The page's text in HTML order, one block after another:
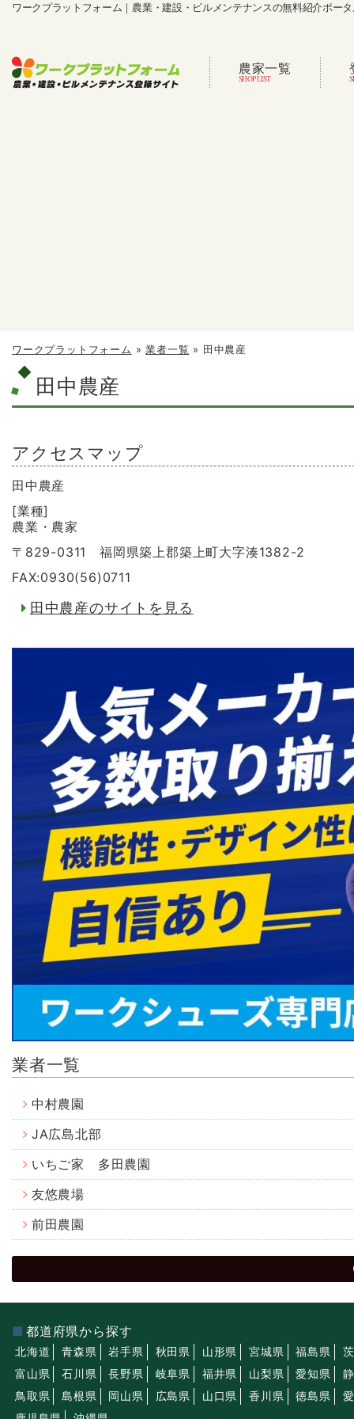
ワークプラットフォーム｜農業・建設・ビルメンテナンスの無料紹介ポー
農家一覧
ワークプラットフォーム »業者一覧 » 田中農産
田中農産
アクセスマップ
田中農産
[業種]
農業・農家
〒829-0311 福岡県築上郡築上町大字湊1382-2
FAX:0930(56)0711
田中農産のサイトを見る
業者一覧
中村農園
JA広島北部
いちご家 多田農園
友悠農場
前田農園
都道府県から探す
北海道 青森県 岩手県 秋田県 山形県 宮城県 福島県
富山県
石川県 長野県 岐阜県 福井県 山梨県 愛知県
鳥取県
島根県 岡山県 広島県 山口県 香川県 徳島県